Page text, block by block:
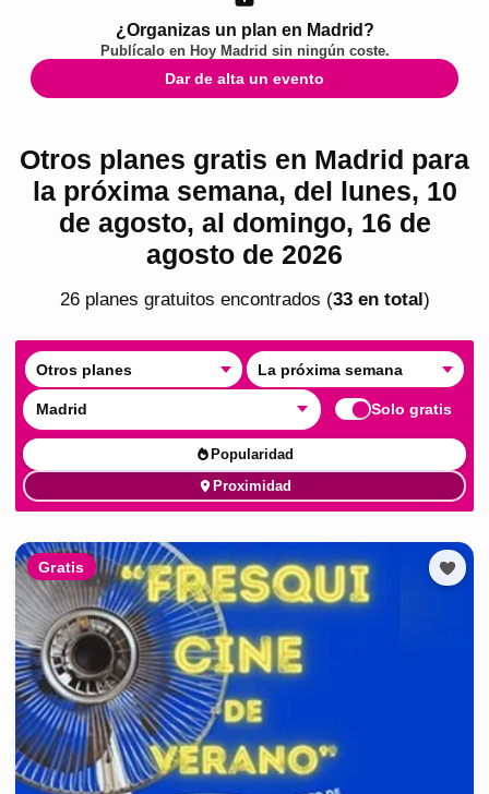
¿Organizas un plan en Madrid?
Publícalo en Hoy Madrid sin ningún coste.
Dar de alta un evento
Otros planes gratis en Madrid para
la próxima semana, del lunes, 10
de agosto, al domingo, 16 de
agosto de 2026
26planes gratuitos encontrados (33en total)
Otros planes La próxima semana
Madrid Solo gratis
Popularidad
Proximidad
Gratis